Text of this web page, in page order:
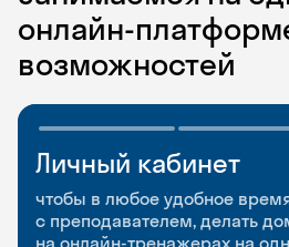
онлайн-
возможностей
Личный кабинет
чтобы в любое удобное
с преподавателем, делать
на онлайн-тренажерах на
Мобильное
приложение
чтобы заниматься и изучать
Разговорные клубы
и Talks
Групповые занятия для